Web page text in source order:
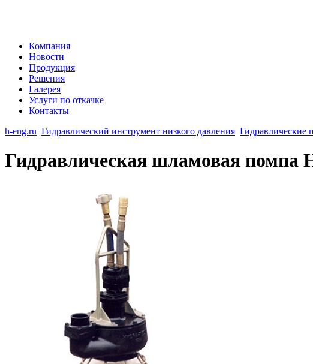
Компания
Новости
Продукция
Решения
Галерея
Услуги по откачке
Контакты
h-eng.ru Гидравлический инструмент низкого давления Гидравлические
Гидравлическая шламовая помпа